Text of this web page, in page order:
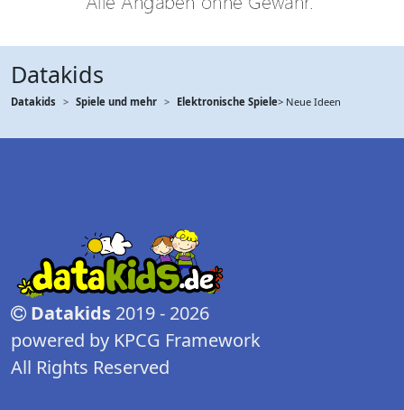
Datakids
Datakids Spiele und mehr Elektronische Spiele> Neue Ideen
Datakids 2019 - 2026
powered by KPCG Framework
All Rights Reserved